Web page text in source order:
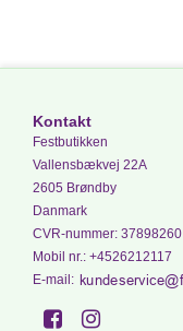
Kontakt
Festbutikken
Vallensbækvej 22A
2605 Brøndby
Danmark
CVR-nummer: 37898260
Mobil nr.: +4526212117
E-mail :